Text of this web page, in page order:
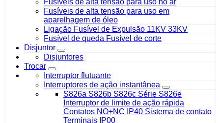
Fusíveis de alta tensão para uso em
aparelhagem de óleo
Ligação Fusível de Expulsão 11KV 33KV
Fusível de queda Fusível de corte
Disjuntor
Disjuntores
Trocar
Interruptor flutuante
Interruptores de ação instantânea
S826a S826b S826c Série S826e
Interruptor de limite de ação rápida
Contatos NO+NC IP40 Sistema de contato
Terminais IP00